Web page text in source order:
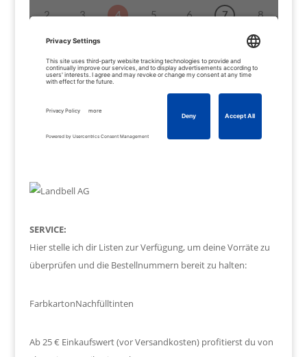
SERVICE:
Hier stelle ich dir Listen zur Verfügung, um deine Vorräte zu
überprüfen und die Bestellnummern bereit zu halten:
FarbkartonNachfülltinten
Ab 25 € Einkaufswert (vor Versandkosten) profitierst du von